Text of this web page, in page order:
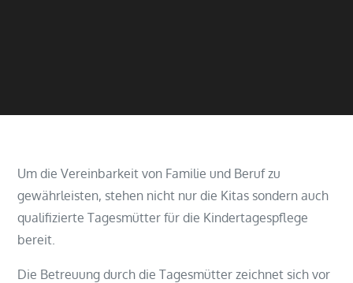
Um die Vereinbarkeit von Familie und Beruf zu
gewährleisten, stehen nicht nur die Kitas sondern auch
qualifizierte Tagesmütter für die Kindertagespflege
bereit.
Die Betreuung durch die Tagesmütter zeichnet sich vor